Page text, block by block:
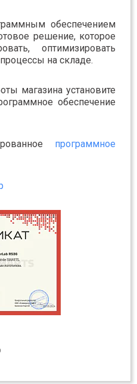
обеспечением
решение, которое
оптимизировать
на складе.
магазина установите
обеспечение
программное